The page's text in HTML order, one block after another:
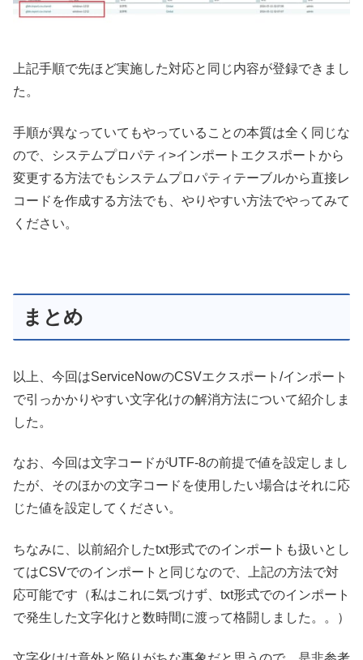
上記手順で先ほど実施した対応と同じ内容が登録できまし
た。
手順が異なっていてもやっていることの本質は全く同じな
ので、システムプロパティ>インポートエクスポートから
変更する方法でもシステムプロパティテーブルから直接レ
コードを作成する方法でも、やりやすい方法でやってみて
ください。
まとめ
以上、今回はServiceNowのCSVエクスポート/インポート
で引っかかりやすい文字化けの解消方法について紹介しま
した。
なお、今回は文字コードがUTF-8の前提で値を設定しまし
たが、そのほかの文字コードを使用したい場合はそれに応
じた値を設定してください。
ちなみに、以前紹介したtxt形式でのインポートも扱いとし
てはCSVでのインポートと同じなので、上記の方法で対
応可能です（私はこれに気づけず、txt形式でのインポート
で発生した文字化けと数時間に渡って格闘しました。。）